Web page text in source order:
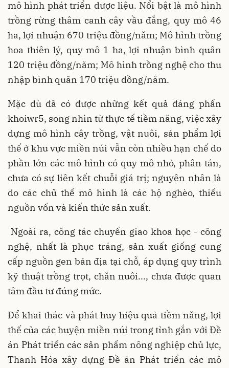
mô hình phát triển dược liệu. Nổi bật là mô hình
trồng rừng thâm canh cây vầu đắng, quy mô 46
ha, lợi nhuận 670 triệu đồng/năm; Mô hình trồng
hoa thiên lý, quy mô 1 ha, lợi nhuận bình quân
120 triệu đồng/năm; Mô hình trồng nghệ cho thu
nhập bình quân 170 triệu đồng/năm.
Mặc dù đã có được những kết quả đáng phấn
khoiwr5, song nhìn từ thực tế tiềm năng, việc xây
dựng mô hình cây trồng, vật nuôi, sản phẩm lợi
thế ở khu vực miền núi vẫn còn nhiều hạn chế do
phần lớn các mô hình có quy mô nhỏ, phân tán,
chưa có sự liên kết chuỗi giá trị; nguyên nhân là
do các chủ thể mô hình là các hộ nghèo, thiếu
nguồn vốn và kiến thức sản xuất.
Ngoài ra, công tác chuyển giao khoa học - công
nghệ, nhất là phục tráng, sản xuất giống cung
cấp nguồn gen bản địa tại chỗ, áp dụng quy trình
kỹ thuật trồng trọt, chăn nuôi..., chưa được quan
tâm đầu tư đúng mức.
Để khai thác và phát huy hiệu quả tiềm năng, lợi
thế của các huyện miền núi trong tỉnh gắn với Đề
án Phát triển các sản phẩm nông nghiệp chủ lực,
Thanh Hóa xây dựng Đề án Phát triển các mô